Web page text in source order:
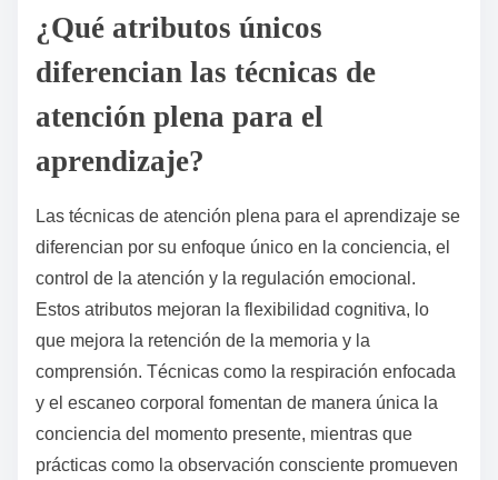
¿Qué atributos únicos
diferencian las técnicas de
atención plena para el
aprendizaje?
Las técnicas de atención plena para el aprendizaje se
diferencian por su enfoque único en la conciencia, el
control de la atención y la regulación emocional.
Estos atributos mejoran la flexibilidad cognitiva, lo
que mejora la retención de la memoria y la
comprensión. Técnicas como la respiración enfocada
y el escaneo corporal fomentan de manera única la
conciencia del momento presente, mientras que
prácticas como la observación consciente promueven